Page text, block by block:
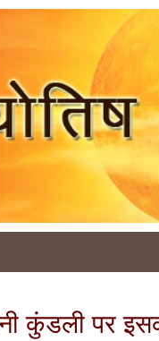
कुंडली पर